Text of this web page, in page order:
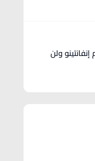
ولن